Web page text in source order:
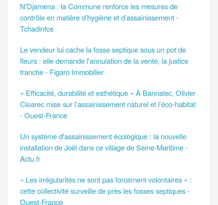
N'Djamena : la Commune renforce les mesures de
contrôle en matière d’hygiène et d’assainissement -
Tchadinfos
Le vendeur lui cache la fosse septique sous un pot de
fleurs : elle demande l'annulation de la vente, la justice
tranche - Figaro Immobilier
« Efficacité, durabilité et esthétique » À Bannalec, Olivier
Cloarec mise sur l’assainissement naturel et l’éco-habitat
- Ouest-France
Un système d'assainissement écologique : la nouvelle
installation de Joël dans ce village de Seine-Maritime -
Actu.fr
« Les irrégularités ne sont pas forcément volontaires » :
cette collectivité surveille de près les fosses septiques -
Ouest-France